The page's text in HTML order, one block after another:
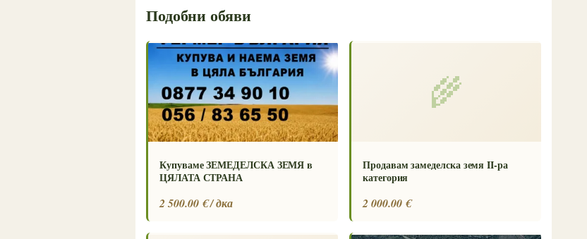
Подобни обяви
Купуваме ЗЕМЕДЕЛСКА ЗЕМЯ в
ЦЯЛАТА СТРАНА
2 500.00 € / дка
🌾
Продавам замеделска земя II-ра
категория
2 000.00 €